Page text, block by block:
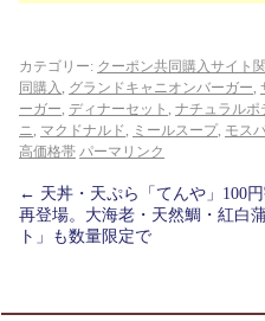
カテゴリー: クーポン共同購入サイト
同購入 , グランドキャニオンバーガー,
ーガー, ディナーセット , ナチュラルポ
ニ, マクドナルド, ミールスープ, モス
高価格帯 パーマリンク
← 天丼・天ぷら「てんや」100
再登場。大海老・天然鯛・紅白
ト」も数量限定で